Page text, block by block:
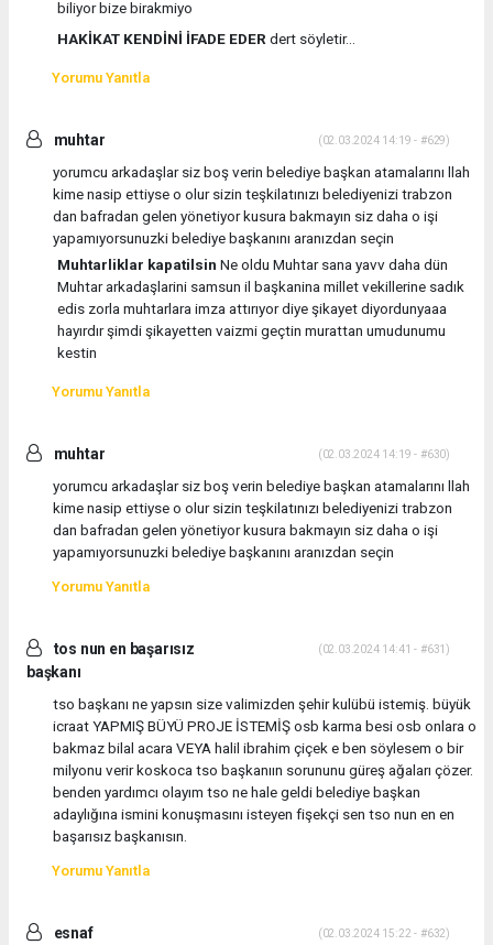
biliyor bize birakmiyo
HAKİKAT KENDİNİ İFADE EDERdert söyletir...
Yorumu Yanıtla
muhtar (02.03.2024 14:19 - #629)
yorumcu arkadaşlar siz boş verin belediye başkan atamalarını llah
kime nasip ettiyse o olur sizin teşkilatınızı belediyenizi trabzon
dan bafradan gelen yönetiyor kusura bakmayın siz daha o işi
yapamıyorsunuzki belediye başkanını aranızdan seçin
Muhtarliklar kapatilsin Ne oldu Muhtar sana yavv daha dün
Muhtar arkadaşlarini samsun il başkanina millet vekillerine sadık
edis zorla muhtarlara imza attırıyor diye şikayet diyordunyaaa
hayırdır şimdi şikayetten vaizmi geçtin murattan umudunumu
kestin
Yorumu Yanıtla
muhtar (02.03.2024 14:19 - #630)
yorumcu arkadaşlar siz boş verin belediye başkan atamalarını llah
kime nasip ettiyse o olur sizin teşkilatınızı belediyenizi trabzon
dan bafradan gelen yönetiyor kusura bakmayın siz daha o işi
yapamıyorsunuzki belediye başkanını aranızdan seçin
Yorumu Yanıtla
tos nun en başarısız
başkanı
(02.03.2024 14:41 - #631)
tso başkanı ne yapsın size valimizden şehir kulübü istemiş. büyük
icraat YAPMIŞ BÜYÜ PROJE İSTEMİŞ osb karma besi osb onlara o
bakmaz bilal acara VEYA halil ibrahim çiçek e ben söylesem o bir
milyonu verir koskoca tso başkanıın sorununu güreş ağaları çözer.
benden yardımcı olayım tso ne hale geldi belediye başkan
adaylığına ismini konuşmasını isteyen fişekçi sen tso nun en en
başarısız başkanısın.
Yorumu Yanıtla
esnaf (02.03.2024 15:22 - #632)